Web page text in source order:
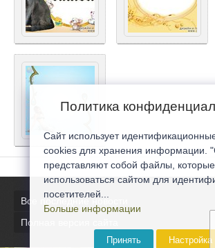
Все последние новости
Полная версия сайта
Политика
Сайт использует
cookies для хранения информации.
представляют собой файлы,
использоваться сайтом для
посетителей...
Больше информации
Принять Настройка